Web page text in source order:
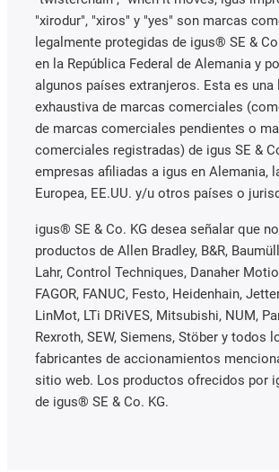
"xirodur", "xiros" y "yes" son marcas
legalmente protegidas de igus® SE &
en la República Federal de Alemania y
algunos países extranjeros. Esta es una
exhaustiva de marcas comerciales
de marcas comerciales pendientes o
comerciales registradas) de igus SE &
empresas afiliadas a igus en Alemania,
Europea, EE.UU. y/u otros países o
igus® SE & Co. KG desea señalar que
productos de Allen Bradley, B&R,
Lahr, Control Techniques, Danaher
FAGOR, FANUC, Festo, Heidenhain,
LinMot, LTi DRiVES, Mitsubishi, NUM,
Rexroth, SEW, Siemens, Stöber y todos
fabricantes de accionamientos
sitio web. Los productos ofrecidos por
de igus® SE & Co. KG.